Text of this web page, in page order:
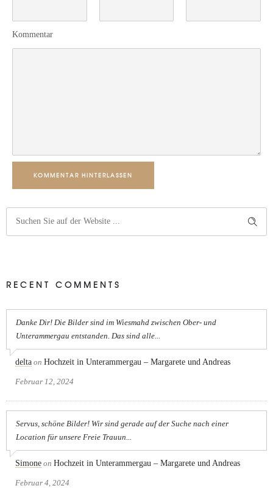
Kommentar
KOMMENTAR HINTERLASSEN
RECENT COMMENTS
Danke Dir! Die Bilder sind im Wiesmahd zwischen Ober- und
Unterammergau entstanden. Das sind alle...
delta on Hochzeit in Unterammergau – Margarete und Andreas
Februar 12, 2024
Servus, schöne Bilder! Wir sind gerade auf der Suche nach einer
Location für unsere Freie Trauun...
Simone on Hochzeit in Unterammergau – Margarete und Andreas
Februar 4, 2024